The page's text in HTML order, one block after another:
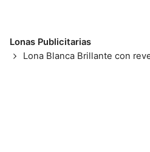
Lonas Publicitarias
Lona Blanca Brillante con